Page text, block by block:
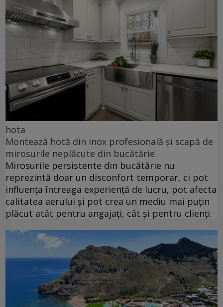
hota
Montează hotă din inox profesională și scapă de
mirosurile neplăcute din bucătărie
Mirosurile persistente din bucătărie nu
reprezintă doar un disconfort temporar, ci pot
influența întreaga experiență de lucru, pot afecta
calitatea aerului și pot crea un mediu mai puțin
plăcut atât pentru angajați, cât și pentru clienți.